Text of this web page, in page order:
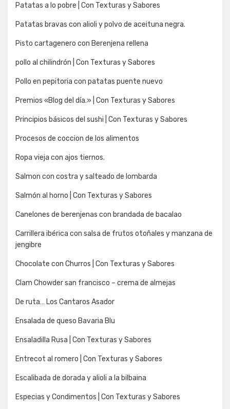
Patatas a lo pobre | Con Texturas y Sabores
Patatas bravas con alioli y polvo de aceituna negra.
Pisto cartagenero con Berenjena rellena
pollo al chilindrón | Con Texturas y Sabores
Pollo en pepitoria con patatas puente nuevo
Premios «Blog del día.» | Con Texturas y Sabores
Principios básicos del sushi | Con Texturas y Sabores
Procesos de coccion de los alimentos
Ropa vieja con ajos tiernos.
Salmon con costra y salteado de lombarda
Salmón al horno | Con Texturas y Sabores
Canelones de berenjenas con brandada de bacalao
Carrillera ibérica con salsa de frutos otoñales y manzana de
jengibre
Chocolate con Churros | Con Texturas y Sabores
Clam Chowder san francisco – crema de almejas
De ruta… Los Cantaros Asador
Ensalada de queso Bavaria Blu
Ensaladilla Rusa | Con Texturas y Sabores
Entrecot al romero | Con Texturas y Sabores
Escalibada de dorada y alioli a la bilbaina
Especias y Condimentos | Con Texturas y Sabores